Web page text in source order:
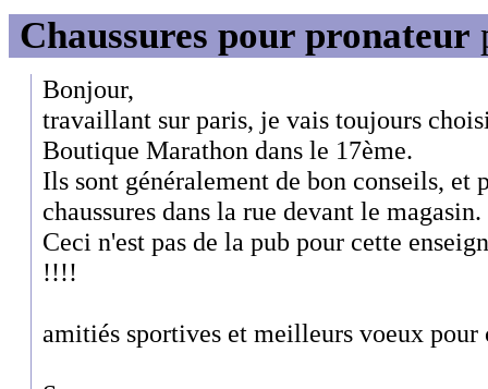
Chaussures pour pronateur
Bonjour,
travaillant sur paris, je vais toujours
Boutique Marathon dans le 17ème.
Ils sont généralement de bon conseils, et
chaussures dans la rue devant le magasin.
Ceci n'est pas de la pub pour cette
!!!!
amitiés sportives et meilleurs voeux pour